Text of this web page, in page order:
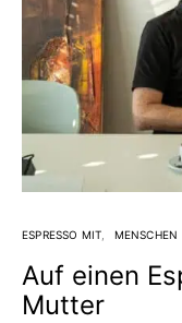
ESPRESSO MIT MENSCHEN
Auf einen
Mutter